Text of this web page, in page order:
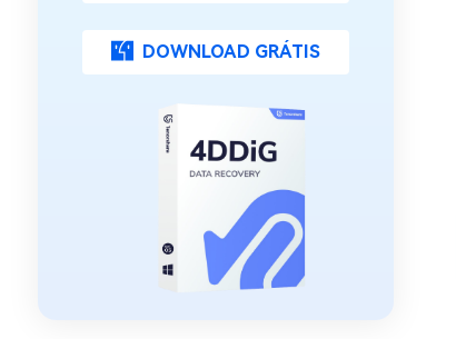
DOWNLOAD GRÁTIS